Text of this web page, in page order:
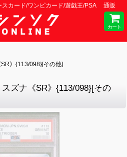
スカード/ワンピカード/遊戯王/PSA 通販
カート
SR》{113/098}[その他]
スズナ《SR》{113/098}[その